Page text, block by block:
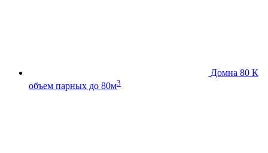
Домна 80 К
объем парных до 80м3